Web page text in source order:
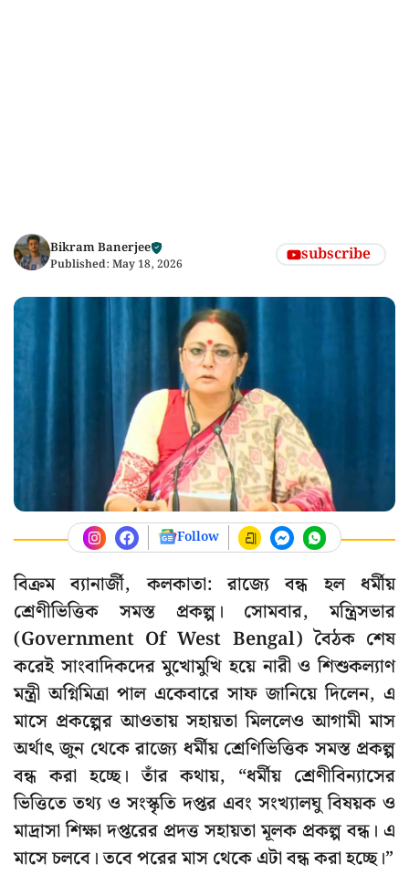
Bikram Banerjee
Published: May 18, 2026 subscribe
Follow
বিক্রম ব্যানার্জী, কলকাতা: রাজ্যে বন্ধ হল ধর্মীয়
শ্রেণীভিত্তিক সমস্ত প্রকল্প। সোমবার, মন্ত্রিসভার
(Government Of West Bengal) বৈঠক শেষ
করেই সাংবাদিকদের মুখোমুখি হয়ে নারী ও শিশুকল্যাণ
মন্ত্রী অগ্নিমিত্রা পাল একেবারে সাফ জানিয়ে দিলেন, এ
মাসে প্রকল্পের আওতায় সহায়তা মিললেও আগামী মাস
অর্থাৎ জুন থেকে রাজ্যে ধর্মীয় শ্রেণিভিত্তিক সমস্ত প্রকল্প
বন্ধ করা হচ্ছে। তাঁর কথায়, “ধর্মীয় শ্রেণীবিন্যাসের
ভিত্তিতে তথ্য ও সংস্কৃতি দপ্তর এবং সংখ্যালঘু বিষয়ক ও
মাদ্রাসা শিক্ষা দপ্তরের প্রদত্ত সহায়তা মূলক প্রকল্প বন্ধ। এ
মাসে চলবে। তবে পরের মাস থেকে এটা বন্ধ করা হচ্ছে।”